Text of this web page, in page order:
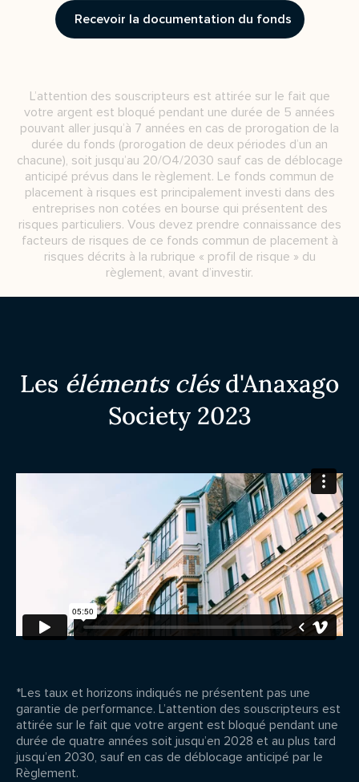
Recevoir la documentation du fonds
L’attention des souscripteurs est attirée sur le fait que
votre argent est bloqué pendant une durée de 5 années
pouvant aller jusqu’à 7 années en cas de prorogation de la
durée du fonds (prorogation de deux périodes d’un an
chacune), soit jusqu’au 20/O4/2030 sauf cas de déblocage
anticipé prévus dans le règlement. Le fonds commun de
placement à risques est principalement investi dans des
entreprises non cotées en bourse qui présentent des
risques particuliers. Vous devez prendre connaissance des
facteurs de risques de ce fonds commun de placement à
risques décrits à la rubrique « profil de risque » du
règlement, avant d’investir.
Les éléments clésd'Anaxago
Society 2023
*Les taux et horizons indiqués ne présentent pas une
garantie de performance. L’attention des souscripteurs est
attirée sur le fait que votre argent est bloqué pendant une
durée de quatre années soit jusqu’en 2028 et au plus tard
jusqu’en 2030, sauf en cas de déblocage anticipé par le
Règlement.